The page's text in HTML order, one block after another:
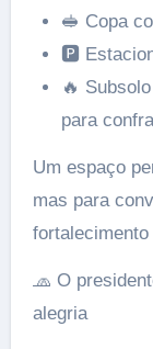
🥪 Copa
🅿️
🔥
para
Um espaço
mas para
🧢 O
alegria